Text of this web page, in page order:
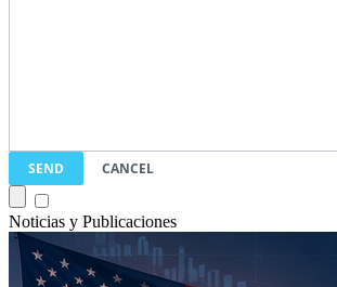
SEND CANCEL
Noticias y Publicaciones